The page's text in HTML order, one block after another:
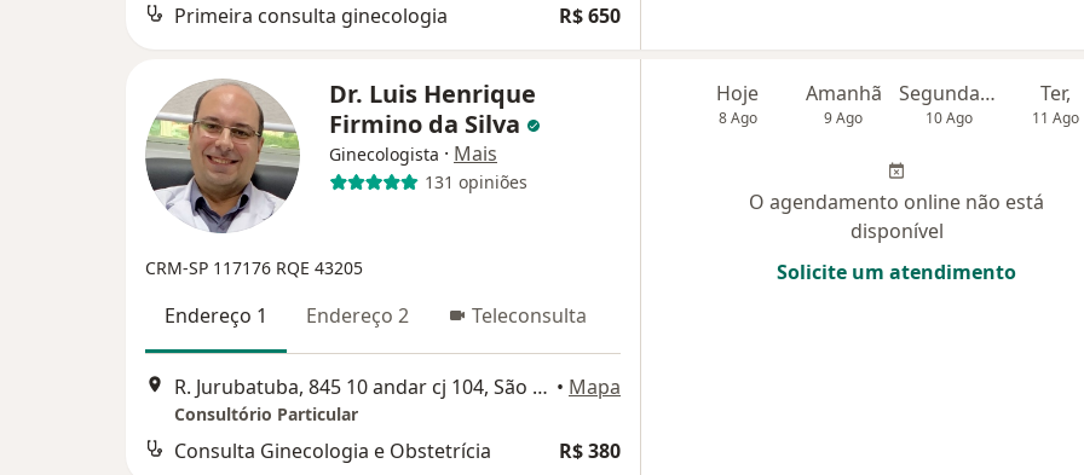
Primeira consulta ginecologia R$ 650
Dr. Luis Henrique
Firmino da Silva
Ginecologista · Mais
131 opiniões
CRM-SP 117176 RQE 43205
Endereço 1 Endereço 2 Teleconsulta
R. Jurubatuba, 845 10 andar cj 104, São Bernardo do Campo • Mapa
Consultório Particular
Consulta Ginecologia e Obstetrícia R$ 380
Hoje
8 Ago
Amanhã
9 Ago
Segunda-feira
10 Ago
Ter,
11 Ago
O agendamento online não está
disponível
Solicite um atendimento